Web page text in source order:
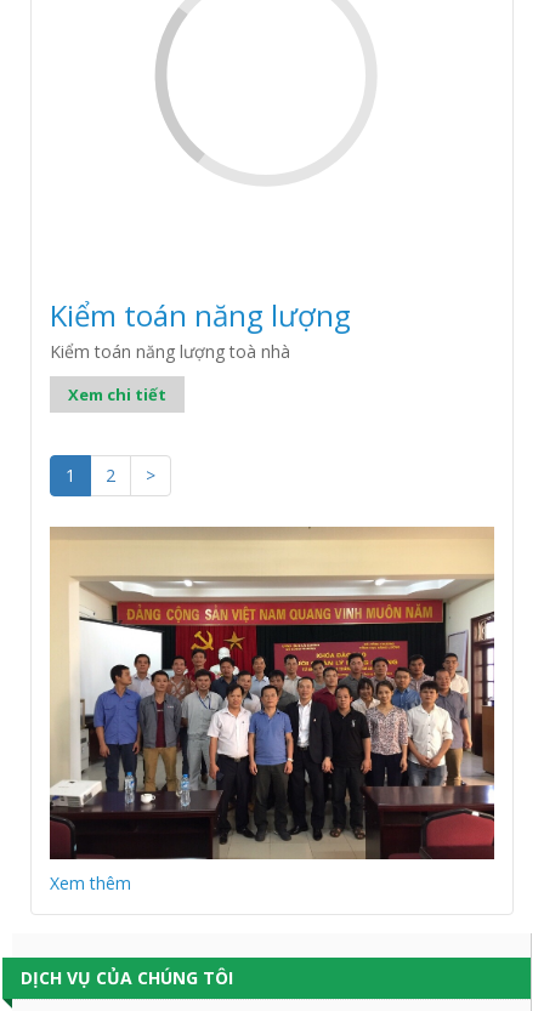
Kiểm toán năng lượng
Kiểm toán năng lượng toà nhà
Xem chi tiết
1 2 >
Xem thêm
DỊCH VỤ CỦA CHÚNG TÔI